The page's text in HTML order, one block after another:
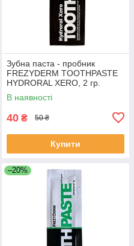
Зубна паста - пробник
FREZYDERM TOOTHPASTE
HYDRORAL XERO, 2 гр.
В наявності
40 ₴ 50 ₴
Купити
–20%